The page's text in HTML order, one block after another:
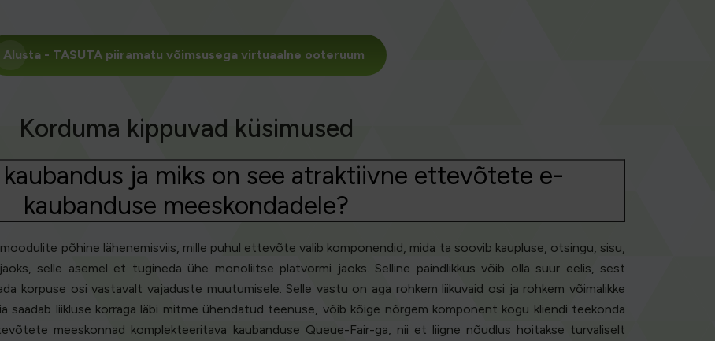
Alusta- TASUTA piiramatu võimsusega virtuaalne ooteruum
Korduma kippuvad küsimused
ja miks on see atraktiivne ettevõtete e-
kaubanduse meeskondadele?
põhine lähenemisviis, mille puhul ettevõte valib komponendid, mida ta soovib kaupluse, otsingu, sisu,
selle asemel et tugineda ühe monoliitse platvormi jaoks. Selline paindlikkus võib olla suur eelis, sest
korpuse osi vastavalt vajaduste muutumisele. Selle vastu on aga rohkem liikuvaid osi ja rohkem võimalikke
saadab liikluse korraga läbi mitme ühendatud teenuse, võib kõige nõrgem komponent kogu kliendi teekonda
meeskonnad komplekteeritava kaubanduse Queue-Fair-ga, nii et liigne nõudlus hoitakse turvaliselt